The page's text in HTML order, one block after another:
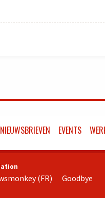
NIEUWSBRIEVEN EVENTS
(FR) Goodbye